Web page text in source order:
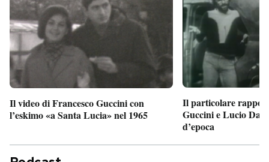
Il video di Francesco Guccini con
l’eskimo «a Santa Lucia» nel 1965
Il particolare
Guccini e Lucio
d’epoca